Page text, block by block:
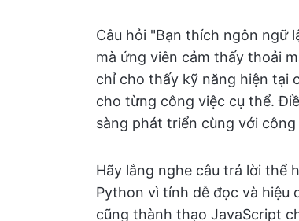
Câu hỏi "Bạn thích ngôn ngữ
mà ứng viên cảm thấy thoải
chỉ cho thấy kỹ năng hiện tại
cho từng công việc cụ thể.
sàng phát triển cùng với
Hãy lắng nghe câu trả lời thể
Python vì tính dễ đọc và hiệu
cũng thành thạo JavaScript